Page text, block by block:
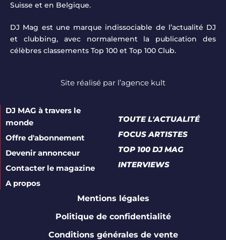
Suisse et en Belgique.
DJ Mag est une marque indissociable de l’actualité DJ
et clubbing, avec normalement la publication des
célèbres classements Top 100 et Top 100 Club.
Site réalisé par l’agence kult
DJ MAG à travers le
monde
Offre d'abonnement
Devenir annonceur
Contacter le magazine
A propos
TOUTE L'ACTUALITÉ
FOCUS ARTISTES
TOP 100 DJ MAG
INTERVIEWS
Mentions légales
Politique de confidentialité
Conditions générales de vente